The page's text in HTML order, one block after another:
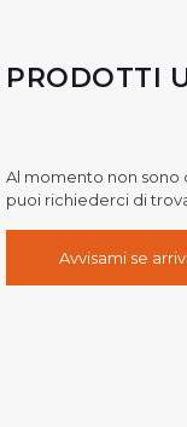
PRODOTTI
Al momento non sono
puoi richiederci di
Avvisami se